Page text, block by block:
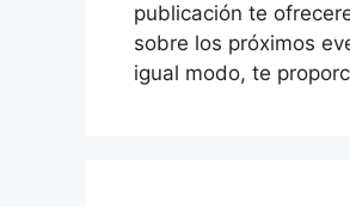
publicación te
sobre los próximos
igual modo, te